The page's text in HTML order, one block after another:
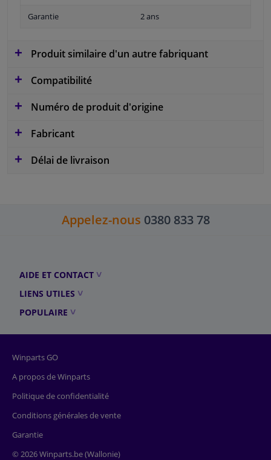
Garantie 2 ans
Produit similaire d'un autre fabriquant
Compatibilité
Numéro de produit d'origine
Fabricant
Délai de livraison
Appelez-nous 0380 833 78
AIDE ET CONTACT
LIENS UTILES
POPULAIRE
Winparts GO
A propos de Winparts
Politique de confidentialité
Conditions générales de vente
Garantie
© 2026 Winparts.be (Wallonie)